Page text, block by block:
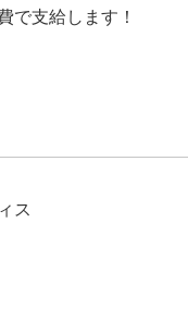
支給します！
ス